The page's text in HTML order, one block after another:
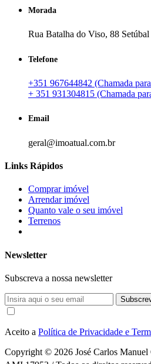
Morada
Rua Batalha do Viso, 88
Telefone
+351 967644842 (Chamada
+ 351 931304815 (Chamada
Email
geral@imoatual.com.br
Links Rápidos
Comprar imóvel
Arrendar imóvel
Quanto vale o seu imóvel
Terrenos
Newsletter
Subscreva a nossa newsletter
Aceito a Política de Privacidade e
Copyright © 2026 José Carlos